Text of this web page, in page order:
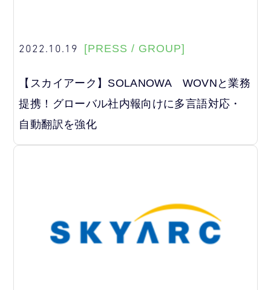
2022.10.19 [PRESS / GROUP]
【スカイアーク】SOLANOWA WOVNと業務
提携！グローバル社内報向けに多言語対応・
自動翻訳を強化